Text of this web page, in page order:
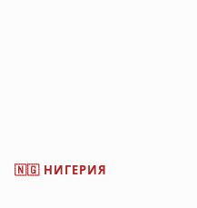
🇳🇬 НИГЕРИЯ